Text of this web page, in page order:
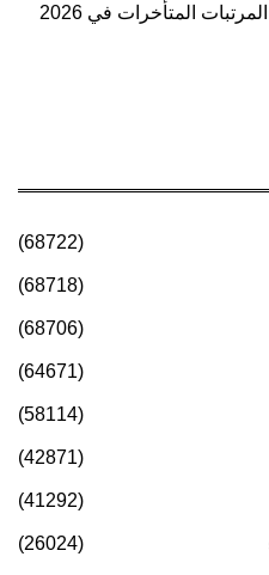
المتأخرات في 2026
(68722)
(68718)
(68706)
(64671)
(58114)
(42871)
(41292)
(26024)